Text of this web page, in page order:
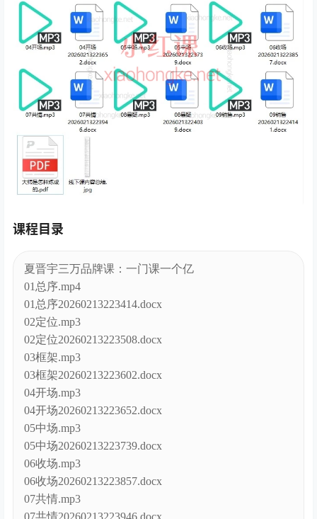
课程目录
夏晋宇三万品牌课：一门课一个亿
01总序.mp4
01总序20260213223414.docx
02定位.mp3
02定位20260213223508.docx
03框架.mp3
03框架20260213223602.docx
04开场.mp3
04开场20260213223652.docx
05中场.mp3
05中场20260213223739.docx
06收场.mp3
06收场20260213223857.docx
07共情.mp3